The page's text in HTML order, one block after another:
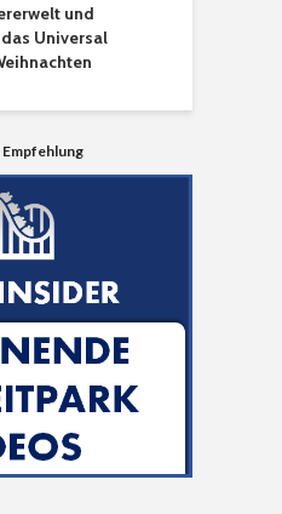
und
Universal